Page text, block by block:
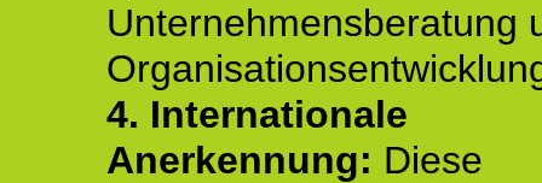
Unternehmensberatung
4. Internationale
Anerkennung: Diese